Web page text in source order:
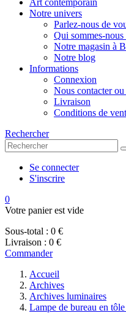
Art contemporain
Notre univers
Parlez-nous de
Qui sommes-nous
Notre magasin à
Notre blog
Informations
Connexion
Nous contacter
Livraison
Conditions de
Rechercher
Se connecter
S'inscrire
0
Votre panier est vide
Sous-total : 0 €
Livraison : 0 €
Commander
Accueil
Archives
Archives luminaires
Lampe de bureau en